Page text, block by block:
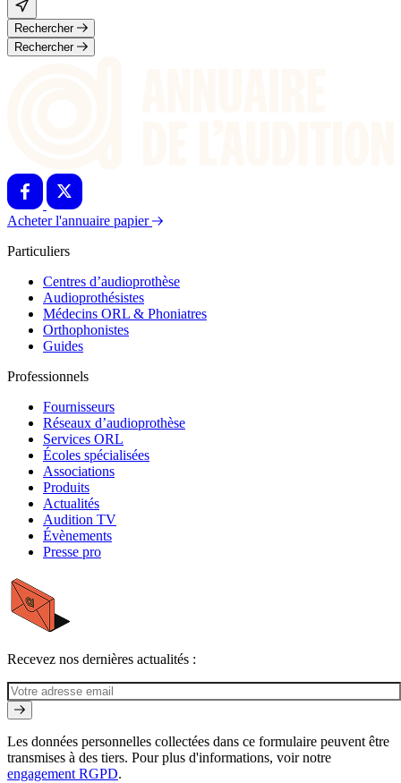
Rechercher
Rechercher
Acheter l'annuaire papier
Particuliers
Centres d’audioprothèse
Audioprothésistes
Médecins ORL & Phoniatres
Orthophonistes
Guides
Professionnels
Fournisseurs
Réseaux d’audioprothèse
Services ORL
Écoles spécialisées
Associations
Produits
Actualités
Audition TV
Évènements
Presse pro
Recevez nos dernières actualités :
Les données personnelles collectées dans ce formulaire peuvent être
transmises à des tiers. Pour plus d'informations, voir notre
engagement RGPD.